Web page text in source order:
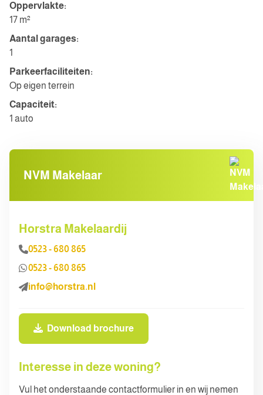
Oppervlakte:
17 m²
Aantal garages:
1
Parkeerfaciliteiten:
Op eigen terrein
Capaciteit:
1 auto
NVM Makelaar
Horstra Makelaardij
0523 - 680 865
0523 - 680 865
info@horstra.nl
Download brochure
Interesse in deze woning?
Vul het onderstaande contactformulier in en wij nemen